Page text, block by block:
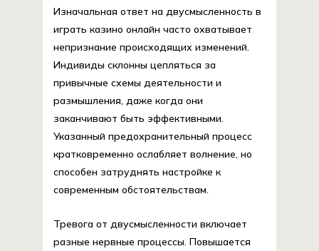
Изначальная ответ на двусмысленность в
играть казино онлайн часто охватывает
непризнание происходящих изменений.
Индивиды склонны цепляться за
привычные схемы деятельности и
размышления, даже когда они
заканчивают быть эффективными.
Указанный предохранительный процесс
кратковременно ослабляет волнение, но
способен затруднять настройке к
современным обстоятельствам.
Тревога от двусмысленности включает
разные нервные процессы. Повышается